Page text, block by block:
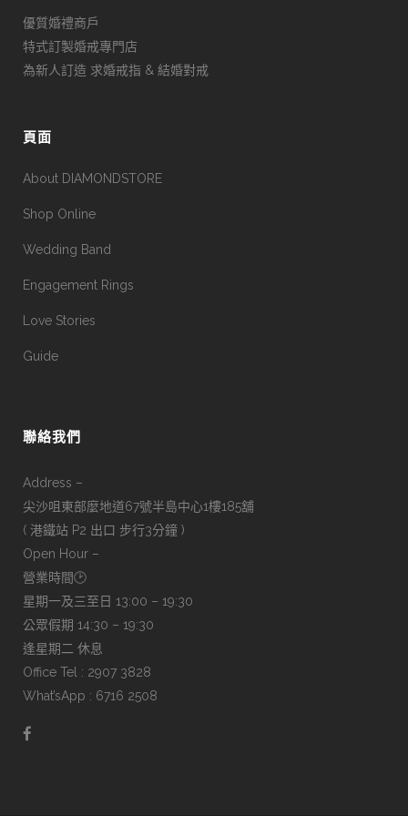
優質婚禮商戶
特式訂製婚戒專門店
為新人訂造 求婚戒指 & 結婚對戒
頁面
About DIAMONDSTORE
Shop Online
Wedding Band
Engagement Rings
Love Stories
Guide
聯絡我們
Address –
尖沙咀東部麼地道67號半島中心1樓185舖
( 港鐵站 P2 出口 步行3分鐘 )
Open Hour –
營業時間🕑
星期一及三至日 13:00 – 19:30
公眾假期 14:30 – 19:30
逢星期二 休息
Office Tel : 2907 3828
What’sApp : 6716 2508